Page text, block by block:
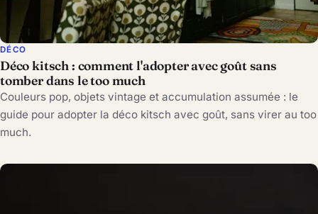
DÉCO
Déco kitsch : comment l'adopter avec goût sans
tomber dans le too much
Couleurs pop, objets vintage et accumulation assumée : le
guide pour adopter la déco kitsch avec goût, sans virer au too
much.